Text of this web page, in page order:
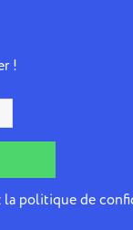
!
la politique de